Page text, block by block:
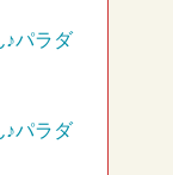
パラダ
パラダ